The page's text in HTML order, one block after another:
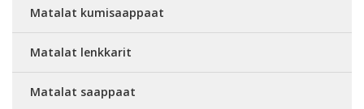
Matalat kumisaappaat
Matalat lenkkarit
Matalat saappaat